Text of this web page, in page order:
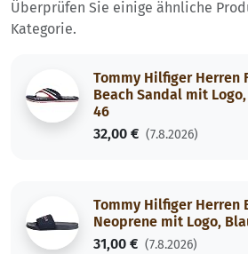
Überprüfen Sie einige ähnliche
Kategorie.
Tommy Hilfiger Herren
Beach Sandal mit
46
32,00 € (7.8.2026)
Tommy Hilfiger Herren
Neoprene mit Logo,
31,00 € (7.8.2026)